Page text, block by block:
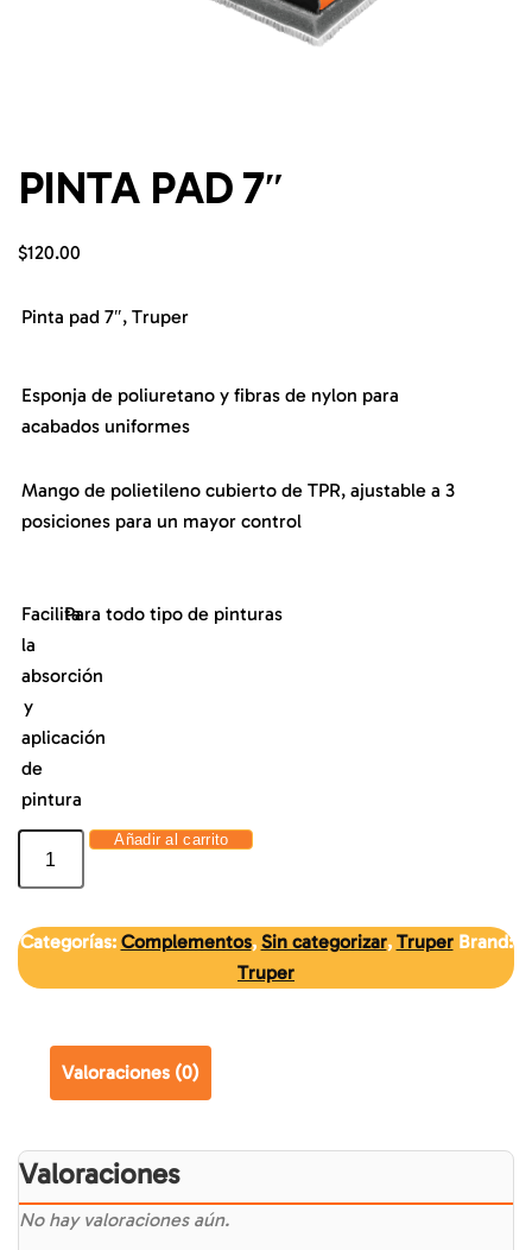
PINTA PAD 7″
$120.00
Pinta pad 7″, Truper
Esponja de poliuretano y fibras de nylon para
acabados uniformes
Mango de polietileno cubierto de TPR, ajustable a 3
posiciones para un mayor control
Facilita
la
absorción
y
aplicación
de
pintura
Para todo tipo de pinturas
Añadir al carrito
Categorías: Complementos, Sin categorizar, Truper Brand:
Truper
Valoraciones (0)
Valoraciones
No hay valoraciones aún.